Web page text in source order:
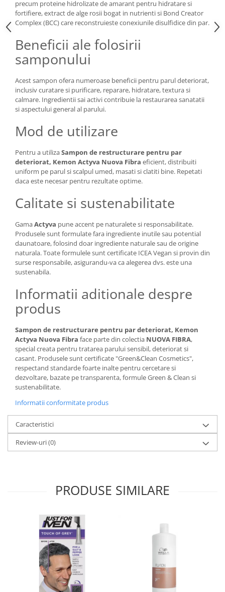
precum proteine hidrolizate de amarant pentru hidratare si
fortifiere, extract de alge rosii bogat in nutrienti si Bond Creator
Complex (BCC) care reconstruieste conexiunile disulfidice din par.
Beneficii ale folosirii
samponului
Acest sampon ofera numeroase beneficii pentru parul deteriorat,
inclusiv curatare si purificare, reparare, hidratare, textura si
calmare. Ingredientii sai activi contribuie la restaurarea sanatatii
si aspectului general al parului.
Mod de utilizare
Pentru a utilizaSampon de restructurare pentru par
deteriorat, Kemon Actyva Nuova Fibra eficient, distribuiti
uniform pe parul si scalpul umed, masati si clatiti bine. Repetati
daca este necesar pentru rezultate optime.
Calitate si sustenabilitate
GamaActyva pune accent pe naturalete si responsabilitate.
Produsele sunt formulate fara ingrediente inutile sau potential
daunatoare, folosind doar ingrediente naturale sau de origine
naturala. Toate formulele sunt certificate ICEA Vegan si provin din
surse responsabile, asigurandu-va ca alegerea dvs. este una
sustenabila.
Informatii aditionale despre
produs
Sampon de restructurare pentru par deteriorat, Kemon
Actyva Nuova Fibra face parte din colectia NUOVA FIBRA,
special creata pentru tratarea parului sensibil, deteriorat si
casant. Produsele sunt certificate "Green&Clean Cosmetics",
respectand standarde foarte inalte pentru cercetare si
dezvoltare, bazate pe transparenta, formule Green & Clean si
sustenabilitate.
Informatii conformitate produs
Caracteristici
Review-uri(0)
PRODUSE SIMILARE